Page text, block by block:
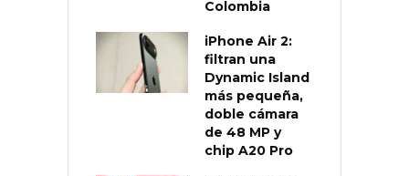
Colombia
iPhone Air 2:
filtran una
Dynamic Island
más pequeña,
doble cámara
de 48 MP y
chip A20 Pro